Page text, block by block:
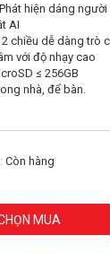
hiện dáng
AI
chiều dễ dàng trò
với độ nhạy cao
≤ 256GB
nhà, để bàn.
Còn hàng
MUA